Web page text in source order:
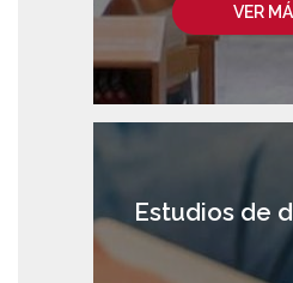
VER
Estudios de